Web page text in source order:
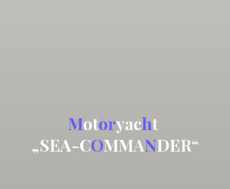
Motoryacht
„SEA-COMMANDER“